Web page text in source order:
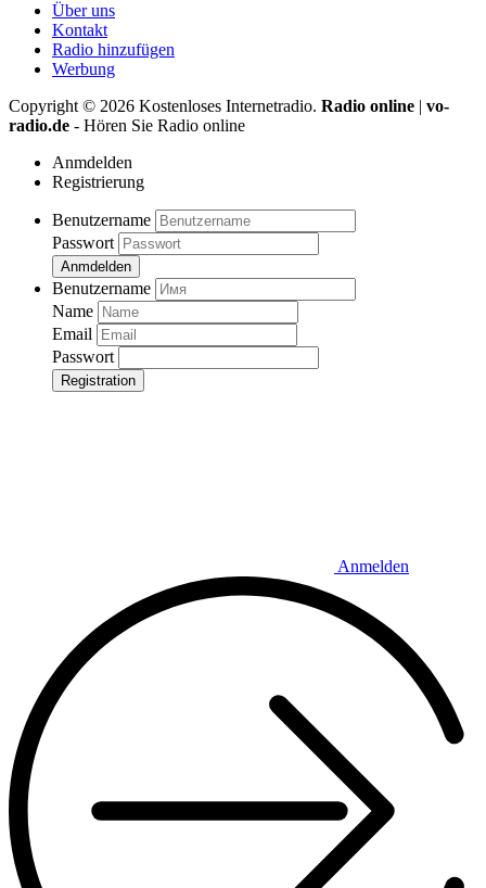
Über uns
Kontakt
Radio hinzufügen
Werbung
Copyright © 2026 Kostenloses Internetradio. Radio online | vo-
radio.de - Hören Sie Radio online
Anmdelden
Registrierung
Benutzername
Passwort
Anmdelden
Benutzername
Name
Email
Passwort
Registration
Anmelden